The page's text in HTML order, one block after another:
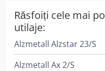
Răsfoiți cele mai
utilaje:
Alzmetall Alzstar 23/S
Alzmetall Ax 2/S